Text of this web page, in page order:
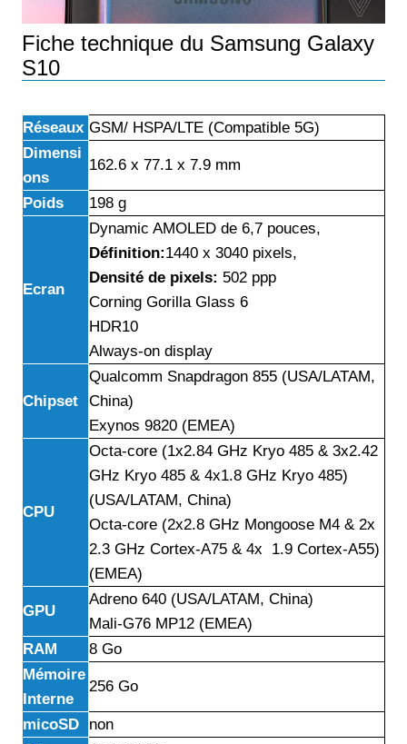
Fiche technique du Samsung Galaxy
S10
Réseaux GSM/ HSPA/LTE (Compatible 5G)
Dimensi
ons
162.6 x 77.1 x 7.9 mm
Poids 198 g
Ecran
Dynamic AMOLED de 6,7 pouces,
Définition:1440 x 3040 pixels,
Densité de pixels: 502 ppp
Corning Gorilla Glass 6
HDR10
Always-on display
Chipset
Qualcomm Snapdragon 855 (USA/LATAM,
China)
Exynos 9820 (EMEA)
CPU
Octa-core (1x2.84 GHz Kryo 485 & 3x2.42
GHz Kryo 485 & 4x1.8 GHz Kryo 485)
(USA/LATAM, China)
Octa-core (2x2.8 GHz Mongoose M4 & 2x
2.3 GHz Cortex-A75 & 4x 1.9 Cortex-A55)
(EMEA)
GPU
Adreno 640 (USA/LATAM, China)
Mali-G76 MP12 (EMEA)
RAM
8 Go
Mémoire
Interne
256 Go
micoSD
non